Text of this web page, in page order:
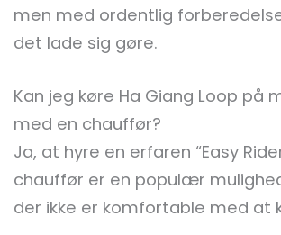
men med ordentlig
det lade sig gøre.
Kan jeg køre Ha Giang Loop på
med en chauffør?
Ja, at hyre en erfaren “Easy
chauffør er en populær
der ikke er komfortable med at